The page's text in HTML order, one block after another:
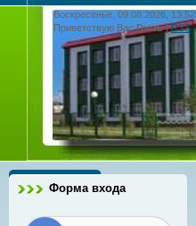
Воскресенье, 09.08.2026, 13:52
Приветствую Вас Гость|RSS
Форма входа